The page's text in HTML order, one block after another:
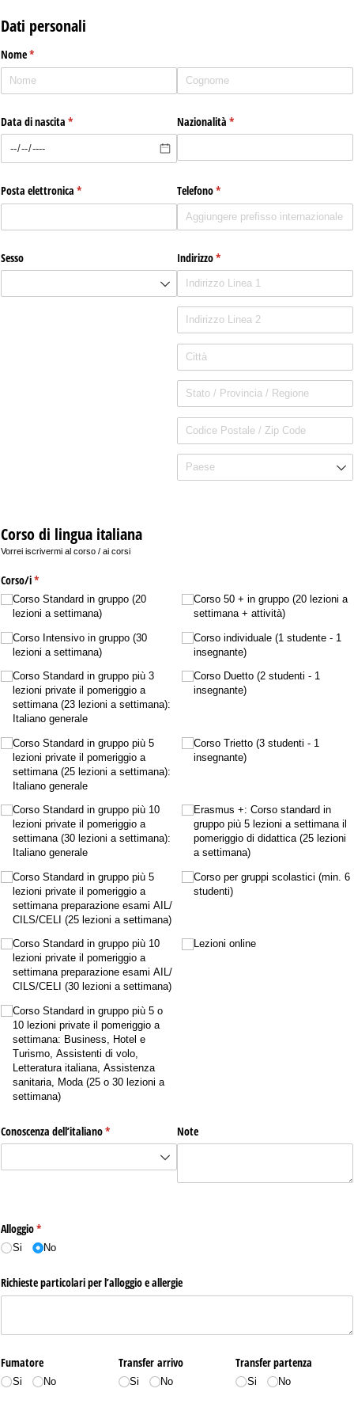
Dati personali
Nome*
(richiesto)
Data di nascita *
(richiesto) Nazionalità *
(richiesto)
Posta elettronica *
(richiesto) Telefono*
(richiesto)
Sesso Indirizzo*
(richiesto)
Corso di lingua italiana
Vorrei iscrivermi al corso / ai corsi
Corso/​i*
(richiesto)
Corso Standard in gruppo (20
lezioni a settimana)
Corso Intensivo in gruppo (30
lezioni a settimana)
Corso Standard in gruppo più 3
lezioni private il pomeriggio a
settimana (23 lezioni a settimana):
Italiano generale
Corso Standard in gruppo più 5
lezioni private il pomeriggio a
settimana (25 lezioni a settimana):
Italiano generale
Corso Standard in gruppo più 10
lezioni private il pomeriggio a
settimana (30 lezioni a settimana):
Italiano generale
Corso Standard in gruppo più 5
lezioni private il pomeriggio a
settimana preparazione esami AIL/​
CILS/​CELI (25 lezioni a settimana)
Corso Standard in gruppo più 10
lezioni private il pomeriggio a
settimana preparazione esami AIL/​
CILS/​CELI (30 lezioni a settimana)
Corso Standard in gruppo più 5 o
10 lezioni private il pomeriggio a
settimana: Business, Hotel e
Turismo, Assistenti di volo,
Letteratura italiana, Assistenza
sanitaria, Moda (25 o 30 lezioni a
settimana)
Corso 50 + in gruppo (20 lezioni a
settimana + attività)
Corso individuale (1 studente - 1
insegnante)
Corso Duetto (2 studenti - 1
insegnante)
Corso Trietto (3 studenti - 1
insegnante)
Erasmus +: Corso standard in
gruppo più 5 lezioni a settimana il
pomeriggio di didattica (25 lezioni
a settimana)
Corso per gruppi scolastici (min. 6
studenti)
Lezioni online
Conoscenza dell’italiano*
(richiesto) Note
Alloggio*
(richiesto)
Si No
Richieste particolari per l’alloggio e allergie
Fumatore
Si No
Transfer arrivo
Si No
Transfer partenza
Si No